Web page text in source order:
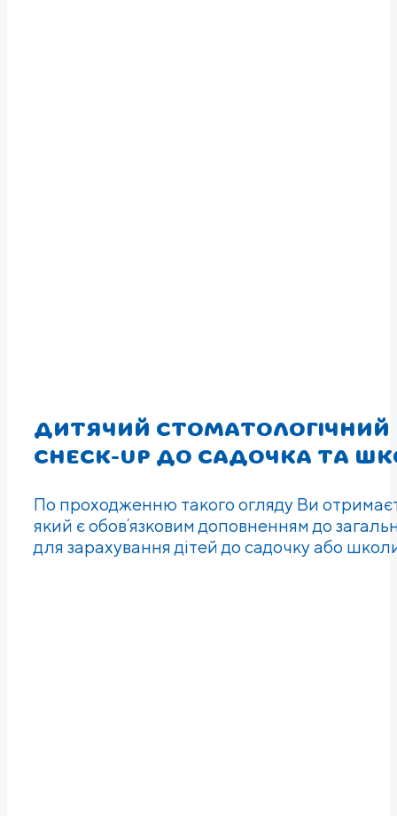
ДИТЯЧИЙ СТОМАТОЛОГIЧНИЙ
CHECK-UP ДО САДОЧКА ТА
По проходженню такого огляду Ви
який є обовʼязковим доповненням до
для зарахування дітей до садочку або